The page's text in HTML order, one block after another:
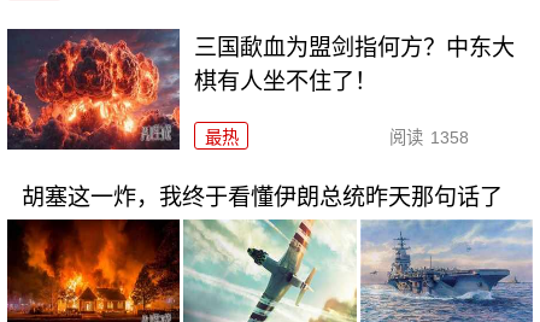
三国歃血为盟剑指何方？中东大
棋有人坐不住了！
最热 阅读 1358
胡塞这一炸，我终于看懂伊朗总统昨天那句话了